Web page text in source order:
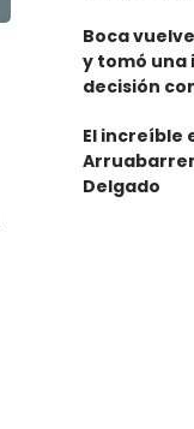
Boca
y tomó
decisión
El increíble
Delgado